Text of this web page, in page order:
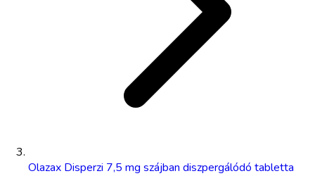
Olazax Disperzi 7,5 mg szájban diszpergálódó tabletta